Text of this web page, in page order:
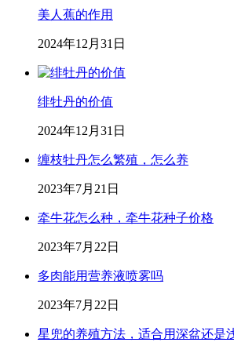
美人蕉的作用
2024年12月31日
绯牡丹的价值
2024年12月31日
缠枝牡丹怎么繁殖，怎么养
2023年7月21日
牵牛花怎么种，牵牛花种子价格
2023年7月22日
多肉能用营养液喷雾吗
2023年7月22日
星兜的养殖方法，适合用深盆还是